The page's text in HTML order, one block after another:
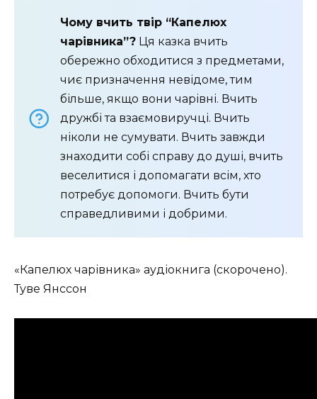
Чому вчить твір “Капелюх
чарівника”? Ця казка вчить
обережно обходитися з предметами,
чиє призначення невідоме, тим
більше, якщо вони чарівні. Вчить
дружбі та взаємовиручці. Вчить
ніколи не сумувати. Вчить завжди
знаходити собі справу до душі, вчить
веселитися і допомагати всім, хто
потребує допомоги. Вчить бути
справедливими і добрими.
«Капелюх чарівника» аудіокнига (скорочено).
Туве Янссон